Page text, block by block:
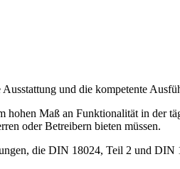
und die kompetente
hohen Maß an Funktionalität in der
oder Betreibern bieten müssen.
die DIN 18024, Teil 2 und